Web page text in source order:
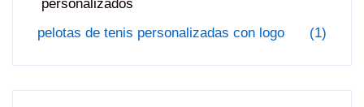
personalizados
pelotas de tenis personalizadas con logo
(1)